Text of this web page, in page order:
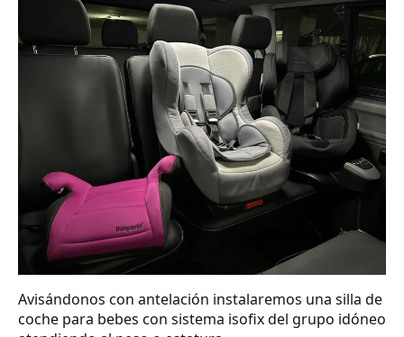
Avisándonos con antelación instalaremos una silla de
coche para bebes con sistema isofix del grupo idóneo